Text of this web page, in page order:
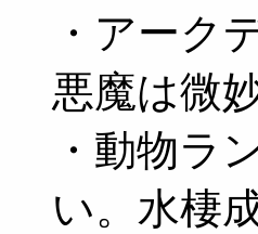
・アーク
悪魔は微
・動物ラ
い。水棲